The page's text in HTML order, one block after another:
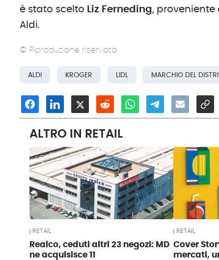
è stato scelto Liz Ferneding,
Aldi.
© Riproduzione riservata
ALDI KROGER LIDL MARCHIO DEL
ALTRO IN RETAIL
RETAIL
Realco, ceduti altri 23 negozi: MD
ne acquisisce 11
RETAIL
Cover
mercati,